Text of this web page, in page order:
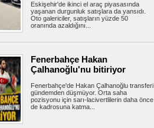
yaklaştı
İstanbul’un Beylikdüzü ilçesinde otluk alanda
çıkan yangın büyük paniğe neden...
Kuzey Marmara Otoyolu’nda
lastik yüklü tırda çıkan yangın tarım arazisine
sıçradı
Kuzey Marmara Otoyolu’nun Çatalca Nakkaş
mevkiinde seyir halindeki otomobil...
Eskişehir'de ikinci el araç piyasasında
yaşanan durgunluk satışlara da yansıdı.
Oto galericiler, satışların yüzde 50
oranında azaldığını...
Fenerbahçe Hakan
Çalhanoğlu'nu bitiriyor
Fenerbahçe'de Hakan Çalhanoğlu transferi
gündemden düşmüyor. Orta saha
pozisyonu için sarı-lacivertlilerin daha önce
de kadrosuna katma...